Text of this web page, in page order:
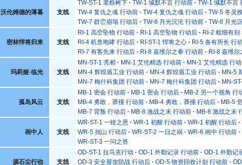
沃伦姆德的薄暮 支线
TW-ST-1 老栎树下 TW-1 缄默不言 行动前 TW-1 缄默不言
TW-4 复仇之魂 行动前
TW-4 复仇之魂 行动后 TW-5 冬灵
TW-7 群峦崩塌 行动后
TW-8 月光沉沦 行动前 TW-8 月光
密林悍将归来 支线
RI-1 高空坠物 行动前 RI-1 高空坠物 行动后 RI-2 粗细有别
RI-4 机兽咆哮 行动后
RI-ST-1 悍将之心 RI-5 各有所长 行
RI-7 有客先来 行动后
RI-8 嘉维尔之拳 行动前 RI-8 嘉维尔
玛莉娅·临光 支线
MN-ST-1 亮相 MN-1 艾伦精选 行动前 MN-1 艾伦精选 行
MN-4 辉煌盾工业 行动前
MN-4 辉煌盾工业 行动后 MN-5
MN-7 梅什科集团 行动前
MN-7 梅什科集团 行动后 MN-
孤岛风云 支线
MB-1 密会 行动前 MB-1 密会 行动后 MB-2 另一个视角 行
MB-4 勇敢，莽撞 行动前
MB-4 勇敢，莽撞 行动后 MB-5
MB-7 背叛 行动后
MB-8 激战之末 行动前 MB-8 激战之末
画中人 支线
WR-ST-1 一钳之恩 WR-1 初醒 行动前 WR-1 初醒 行动后
WR-5 拙山 行动后
WR-ST-2 一日之祸 WR-6 画中 行动前
WR-ST-3 一问之答
源石尘行动 支线
OD-ST-1 拉马克行动 OD-1 外勤记录 行动前 OD-1 外勤记
OD-3 安全屋攻防战 行动后
OD-5 物资回收计划 行动前